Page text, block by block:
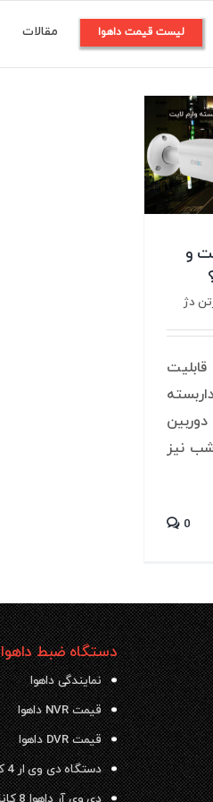
لیست قیمت داهوا مقالات
و
دژ
شب نیز
0
دستگاه ضبط داهوا
نمایندگی داهوا
قیمت NVR داهوا
قیمت DVR داهوا
دستگاه دی وی ار 4 کانال داهوا
دی وی آر داهوا 8 کانال